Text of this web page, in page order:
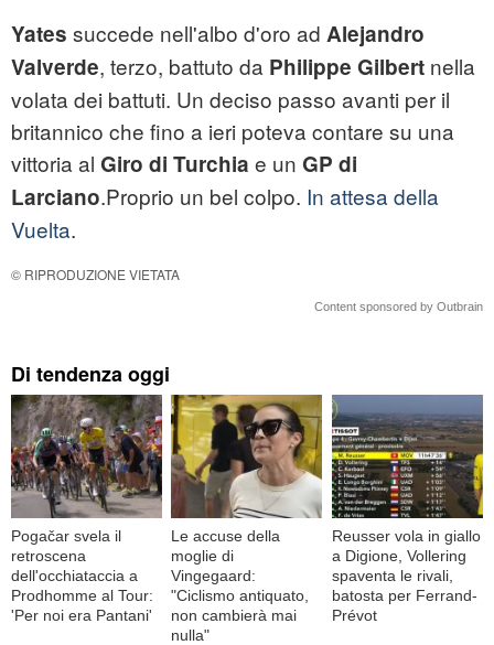
Yates succede nell'albo d'oro ad Alejandro
Valverde, terzo, battuto da Philippe Gilbert nella
volata dei battuti. Un deciso passo avanti per il
britannico che fino a ieri poteva contare su una
vittoria al Giro di Turchia e un GP di
Larciano.Proprio un bel colpo. In attesa della
Vuelta.
© RIPRODUZIONE VIETATA
Content sponsored by Outbrain
Di tendenza oggi
Pogačar svela il
retroscena
dell'occhiataccia a
Prodhomme al Tour:
'Per noi era Pantani'
Le accuse della
moglie di
Vingegaard:
"Ciclismo antiquato,
non cambierà mai
nulla"
Reusser vola in giallo
a Digione, Vollering
spaventa le rivali,
batosta per Ferrand-
Prévot